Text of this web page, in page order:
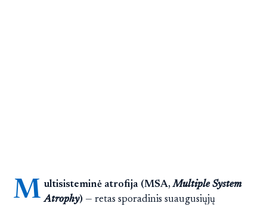
M ultisisteminė atrofija (MSA,Multiple System
Atrophy)— retas sporadinis suaugusiųjų